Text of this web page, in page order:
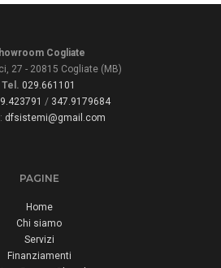
Cogliate
27 - 20815 Cogliate (MB)
Tel. 029.661101
/ 347.9179684
: dfsistemi@gmail.com
PAGINE
Home
Chi siamo
Servizi
Finanziamenti